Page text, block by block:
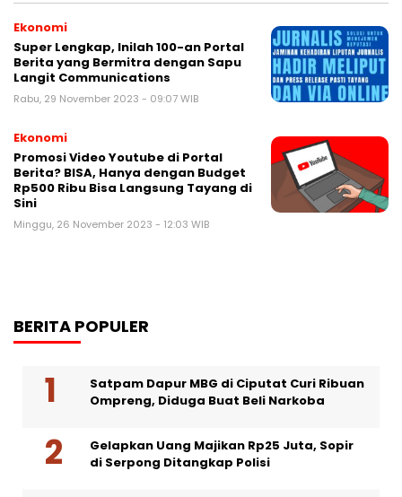
Ekonomi
Super Lengkap, Inilah 100-an Portal
Berita yang Bermitra dengan Sapu
Langit Communications
Rabu, 29 November 2023 - 09:07 WIB
Ekonomi
Promosi Video Youtube di Portal
Berita? BISA, Hanya dengan Budget
Rp500 Ribu Bisa Langsung Tayang di
Sini
Minggu, 26 November 2023 - 12:03 WIB
BERITA POPULER
Satpam Dapur MBG di Ciputat Curi Ribuan
Ompreng, Diduga Buat Beli Narkoba
Gelapkan Uang Majikan Rp25 Juta, Sopir
di Serpong Ditangkap Polisi